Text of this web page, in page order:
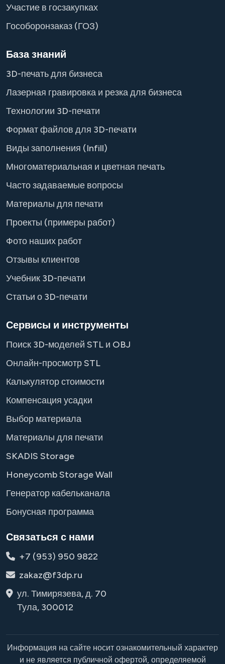
Участие в госзакупках
Гособоронзаказ (ГОЗ)
База знаний
3D-печать для бизнеса
Лазерная гравировка и резка для бизнеса
Технологии 3D-печати
Формат файлов для 3D-печати
Виды заполнения (Infill)
Многоматериальная и цветная печать
Часто задаваемые вопросы
Материалы для печати
Проекты (примеры работ)
Фото наших работ
Отзывы клиентов
Учебник 3D-печати
Статьи о 3D-печати
Сервисы и инструменты
Поиск 3D-моделей STL и OBJ
Онлайн-просмотр STL
Калькулятор стоимости
Компенсация усадки
Выбор материала
Материалы для печати
SKADIS Storage
Honeycomb Storage Wall
Генератор кабельканала
Бонусная программа
Связаться с нами
+7 (953) 950 9822
zakaz@f3dp.ru
ул. Тимирязева, д. 70
Тула, 300012
Информация на сайте носит ознакомительный характер
и не является публичной офертой, определяемой